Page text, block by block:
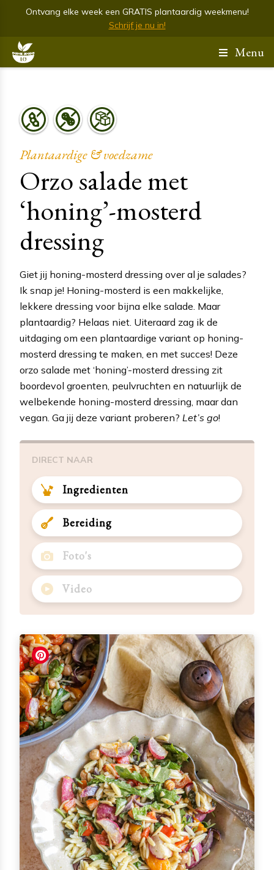
Ontvang elke week een GRATIS plantaardig weekmenu!
Schrijf je nu in!
Menu
Plantaardige & voedzame
Orzo salade met
‘honing’-mosterd
dressing
Giet jij honing-mosterd dressing over al je salades?
Ik snap je! Honing-mosterd is een makkelijke,
lekkere dressing voor bijna elke salade. Maar
plantaardig? Helaas niet. Uiteraard zag ik de
uitdaging om een plantaardige variant op honing-
mosterd dressing te maken, en met succes! Deze
orzo salade met ‘honing’-mosterd dressing zit
boordevol groenten, peulvruchten en natuurlijk de
welbekende honing-mosterd dressing, maar dan
vegan. Ga jij deze variant proberen? Let’s go!
DIRECT NAAR
Ingredienten
Bereiding
Foto's
Video